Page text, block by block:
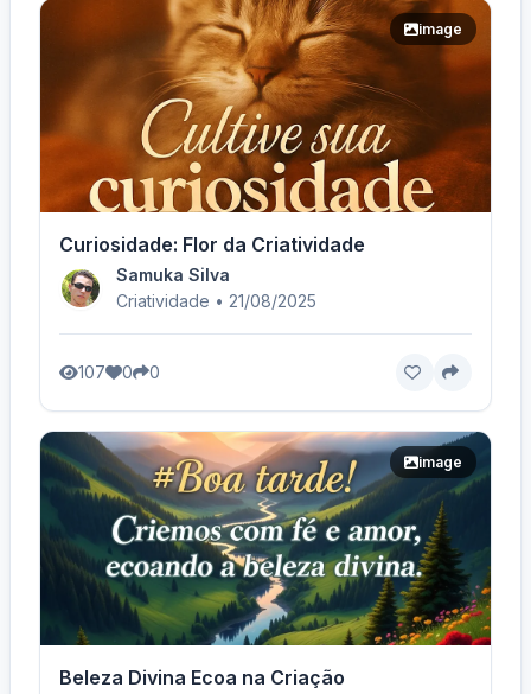
image
Curiosidade: Flor da Criatividade
Samuka Silva
Criatividade • 21/08/2025
107 0 0
image
Beleza Divina Ecoa na Criação